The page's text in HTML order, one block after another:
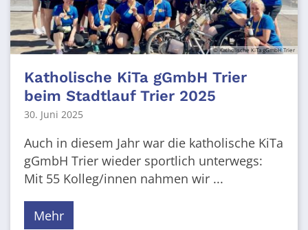
© Katholische KiTa gGmbH Trier
Katholische KiTa gGmbH Trier
beim Stadtlauf Trier 2025
30. Juni 2025
Auch in diesem Jahr war die katholische KiTa
gGmbH Trier wieder sportlich unterwegs:
Mit 55 Kolleg/innen nahmen wir ...
Mehr